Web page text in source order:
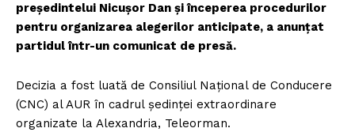
președintelui Nicușor Dan și începerea procedurilor
pentru organizarea alegerilor anticipate, a anunțat
partidul într-un comunicat de presă.
Decizia a fost luată de Consiliul Național de Conducere
(CNC) al AUR în cadrul ședinței extraordinare
organizate la Alexandria, Teleorman.